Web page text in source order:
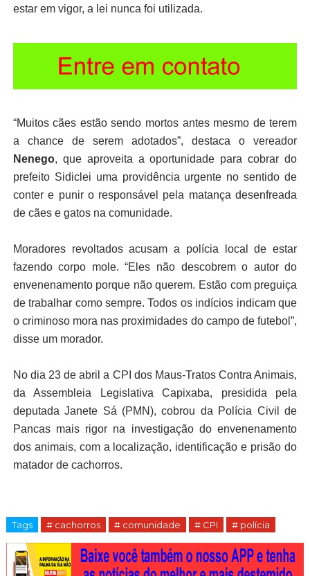
estar em vigor, a lei nunca foi utilizada.
“Muitos cães estão sendo mortos antes mesmo de terem
a chance de serem adotados”, destaca o vereador
Nenego, que aproveita a oportunidade para cobrar do
prefeito Sidiclei uma providência urgente no sentido de
conter e punir o responsável pela matança desenfreada
de cães e gatos na comunidade.
Moradores revoltados acusam a polícia local de estar
fazendo corpo mole. “Eles não descobrem o autor do
envenenamento porque não querem. Estão com preguiça
de trabalhar como sempre. Todos os indícios indicam que
o criminoso mora nas proximidades do campo de futebol”,
disse um morador.
No dia 23 de abril a CPI dos Maus-Tratos Contra Animais,
da Assembleia Legislativa Capixaba, presidida pela
deputada Janete Sá (PMN), cobrou da Polícia Civil de
Pancas mais rigor na investigação do envenenamento
dos animais, com a localização, identificação e prisão do
matador de cachorros.
Tags # cachorros # comunidade # CPI # polícia